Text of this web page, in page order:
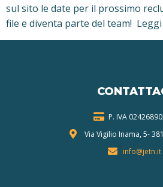
sul sito le date per il prossimo
file e diventa parte del team!
P. IVA 024268
Via Vigilio Inama, 5-
info@jetn.it